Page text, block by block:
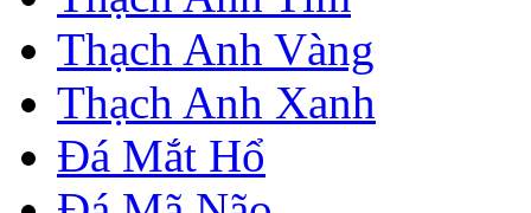
Thạch Anh Vàng
Thạch Anh Xanh
Đá Mắt Hổ